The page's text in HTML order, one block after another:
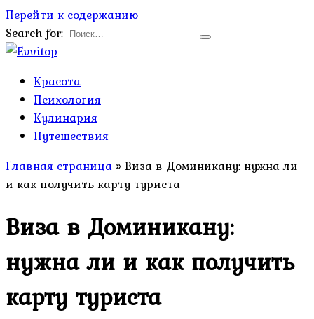
Перейти к содержанию
Search for:
Красота
Психология
Кулинария
Путешествия
Главная страница » Виза в Доминикану: нужна ли
и как получить карту туриста
Виза в Доминикану:
нужна ли и как получить
карту туриста